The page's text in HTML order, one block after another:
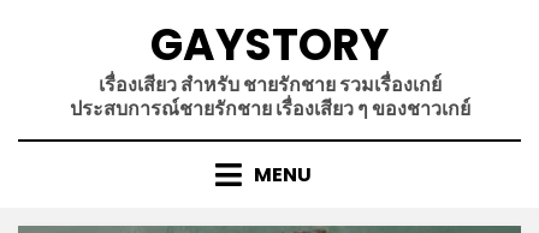
GAYSTORY
เรื่องเสียว สำหรับ ชายรักชาย รวมเรื่องเกย์
ประสบการณ์ชายรักชาย เรื่องเสียว ๆ ของชาวเกย์
MENU